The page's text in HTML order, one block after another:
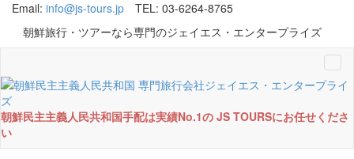
Email: info@js-tours.jp
TEL: 03-6264-8765
朝鮮旅行・ツアーなら専門のジェイエス・エンタープライズ
朝鮮民主主義人民共和国手配は実績No.1の JS TOURSにお任せくださ
い